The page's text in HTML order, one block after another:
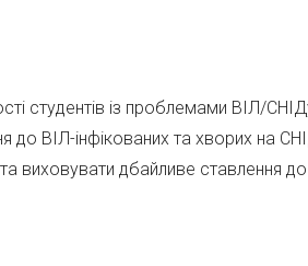
студентів із проблемами ВІЛ/
до ВІЛ-інфікованих та хворих на
та виховувати дбайливе ставлення